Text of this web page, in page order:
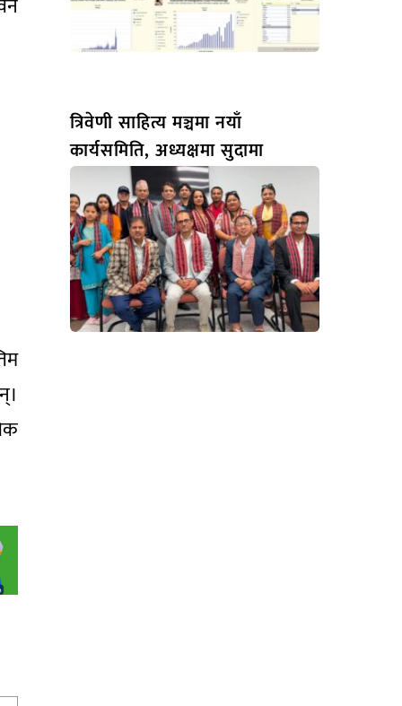
त्रिवेणी साहित्य मञ्चमा नयाँ
कार्यसमिति, अध्यक्षमा सुदामा